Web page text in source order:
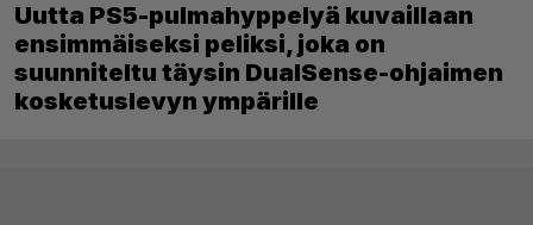
Uutta PS5-pulmahyppelyä kuvaillaan
ensimmäiseksi peliksi, joka on
suunniteltu täysin DualSense-ohjaimen
kosketuslevyn ympärille